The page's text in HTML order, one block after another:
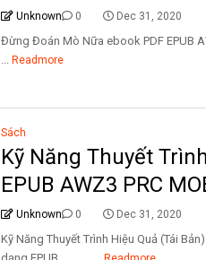
Unknown 0 Dec 31, 2020
Đừng Đoán Mò Nữa ebook PDF
... Readmore
Sách
Kỹ Năng Thuyết
EPUB AWZ3 PRC
Unknown 0 Dec 31, 2020
Kỹ Năng Thuyết Trình Hiệu Quả (Tái